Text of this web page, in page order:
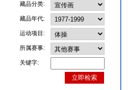
藏品分类:
藏品年代:
运动项目:
所属赛事:
关键字: